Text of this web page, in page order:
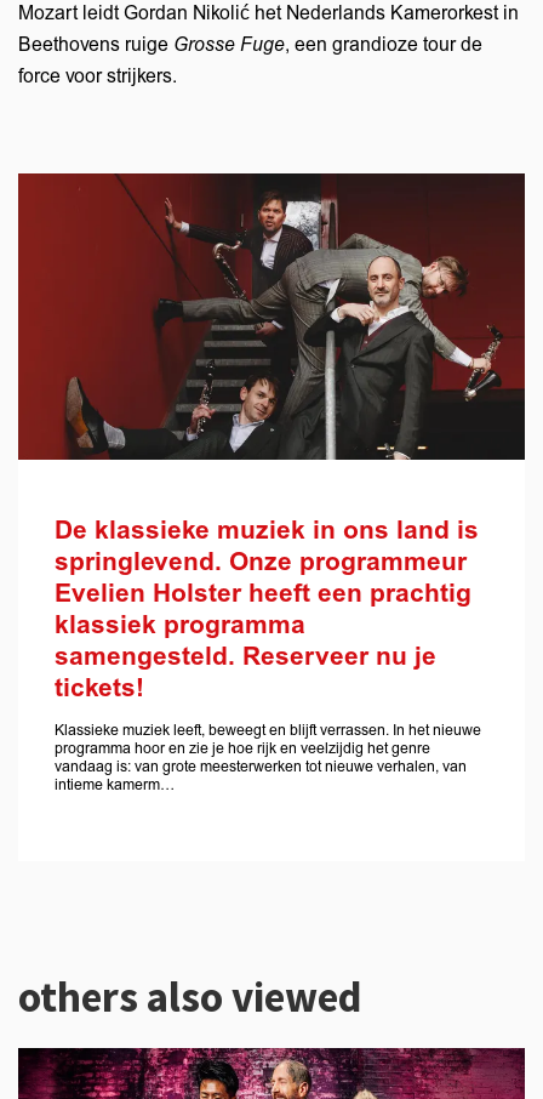
Mozart leidt Gordan Nikolić het Nederlands Kamerorkest in
Beethovens ruige Grosse Fuge, een grandioze tour de
force voor strijkers.
De klassieke muziek in ons land is
springlevend. Onze programmeur
Evelien Holster heeft een prachtig
klassiek programma
samengesteld. Reserveer nu je
tickets!
Klassieke muziek leeft, beweegt en blijft verrassen. In het nieuwe
programma hoor en zie je hoe rijk en veelzijdig het genre
vandaag is: van grote meesterwerken tot nieuwe verhalen, van
intieme kamerm…
others also viewed